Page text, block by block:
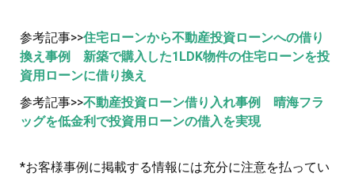
参考記事>>住宅ローンから不動産投資ローンへの借り
換え事例 新築で購入した1LDK物件の住宅ローンを投
資用ローンに借り換え
参考記事>>不動産投資ローン借り入れ事例 晴海フラ
ッグを低金利で投資用ローンの借入を実現
*お客様事例に掲載する情報には充分に注意を払ってい